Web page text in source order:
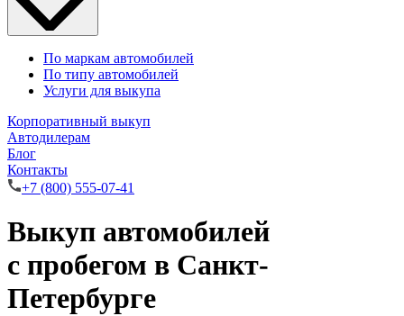
По маркам автомобилей
По типу автомобилей
Услуги для выкупа
Корпоративный выкуп
Автодилерам
Блог
Контакты
+7 (800) 555-07-41
Выкуп автомобилей
с пробегом в Санкт-
Петербурге